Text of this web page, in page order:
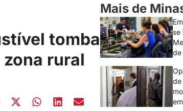
tomba
rural
Mais de
se
de
de